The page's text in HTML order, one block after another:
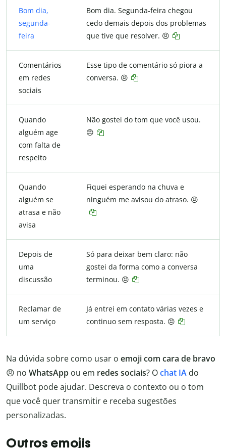
Bom dia,
segunda-
feira
Bom dia. Segunda-feira chegou
cedo demais depois dos problemas
que tive que resolver. 😠
Comentários
em redes
sociais
Esse tipo de comentário só piora a
conversa. 😠
Quando
alguém age
com falta de
respeito
Não gostei do tom que você usou.
😠
Quando
alguém se
atrasa e não
avisa
Fiquei esperando na chuva e
ninguém me avisou do atraso. 😠
Depois de
uma
discussão
Só para deixar bem claro: não
gostei da forma como a conversa
terminou. 😠
Reclamar de
um serviço
Já entrei em contato várias vezes e
continuo sem resposta. 😠
Na dúvida sobre como usar o emoji com cara de bravo
😠 no WhatsApp ou em redes sociais? Ochat IA do
Quillbot pode ajudar. Descreva o contexto ou o tom
que você quer transmitir e receba sugestões
personalizadas.
Outros emojis